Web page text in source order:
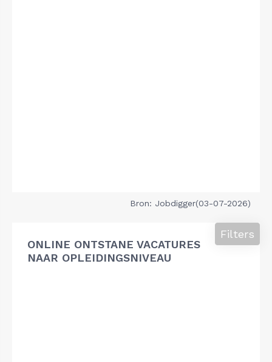
Bron: Jobdigger(03-07-2026)
ONLINE ONTSTANE VACATURES
NAAR OPLEIDINGSNIVEAU
Filters